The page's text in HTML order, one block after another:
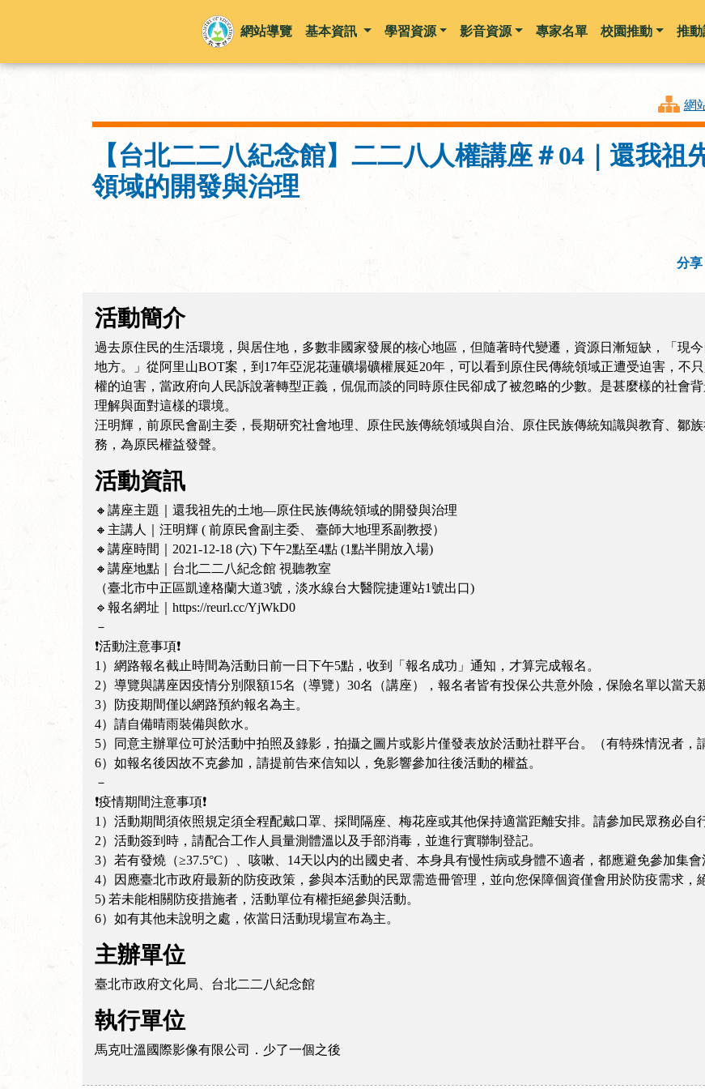
跳到主要內容
網站導覽 基本資訊 學習資源 影音資源 專家名單 校園推動 推
網
【台北二二八紀念館】二二八人權講座＃04｜還我
領域的開發與治理
分享
活動簡介
過去原住民的生活環境，與居住地，多數非國家發展的核心地區，但隨著時代變遷，資源日漸短缺，「現
地方。」從阿里山BOT案，到17年亞泥花蓮礦場礦權展延20年，可以看到原住民傳統領域正遭受迫害，不
權的迫害，當政府向人民訴說著轉型正義，侃侃而談的同時原住民卻成了被忽略的少數。是甚麼樣的社會
理解與面對這樣的環境。
汪明輝，前原民會副主委，長期研究社會地理、原住民族傳統領域與自治、原住民族傳統知識與教育、鄒
務，為原民權益發聲。
活動資訊
🔸講座主題｜還我祖先的土地—原住民族傳統領域的開發與治理
🔸主講人｜汪明輝 ( 前原民會副主委、 臺師大地理系副教授）
🔸講座時間｜2021-12-18 (六) 下午2點至4點 (1點半開放入場)
🔸講座地點｜台北二二八紀念館 視聽教室
（臺北市中正區凱達格蘭大道3號，淡水線台大醫院捷運站1號出口)
🔹報名網址｜https://reurl.cc/YjWkD0
－
❗活動注意事項❗
1）網路報名截止時間為活動日前一日下午5點，收到「報名成功」通知，才算完成報名。
2）導覽與講座因疫情分別限額15名（導覽）30名（講座），報名者皆有投保公共意外險，保險名單以當天
3）防疫期間僅以網路預約報名為主。
4）請自備晴雨裝備與飲水。
5）同意主辦單位可於活動中拍照及錄影，拍攝之圖片或影片僅發表放於活動社群平台。（有特殊情況者，
6）如報名後因故不克參加，請提前告來信知以，免影響參加往後活動的權益。
－
❗疫情期間注意事項❗
1）活動期間須依照規定須全程配戴口罩、採間隔座、梅花座或其他保持適當距離安排。請參加民眾務必自
2）活動簽到時，請配合工作人員量測體溫以及手部消毒，並進行實聯制登記。
3）若有發燒（≥37.5°C）、咳嗽、14天以内的出國史者、本身具有慢性病或身體不適者，都應避免參加集會
4）因應臺北市政府最新的防疫政策，參與本活動的民眾需造冊管理，並向您保障個資僅會用於防疫需求，
5) 若未能相關防疫措施者，活動單位有權拒絕參與活動。
6）如有其他未說明之處，依當日活動現場宣布為主。
主辦單位
臺北市政府文化局、台北二二八紀念館
執行單位
馬克吐溫國際影像有限公司．少了一個之後